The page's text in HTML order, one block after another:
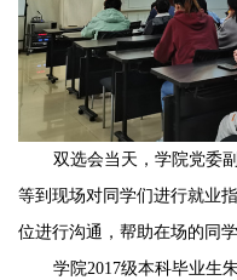
双选会当天，学院党委
等到现场对同学们进行就业
位进行沟通，帮助在场的同
学院2017级本科毕业生